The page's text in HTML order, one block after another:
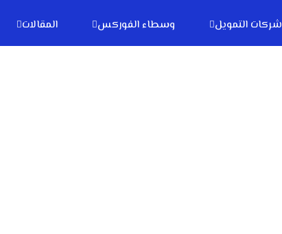
شركات التمويل وسطاء الفوركس المقالات